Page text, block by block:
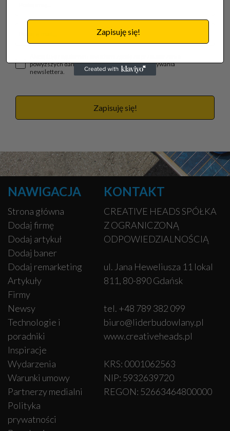
powyższych danych osobowych w celu otrzymywania
newslettera.
Zapisuję się!
NAWIGACJA
Strona główna
Dodaj firmę
Dodaj artykuł
Dodaj baner
Dodaj remarketing
Artykuły
Firmy
Newsy
Technologie i
poradniki
Inspiracje
Wydarzenia
Warunki umowy
Partnerzy medialni
Polityka
prywatności
KONTAKT
CREATIVE HEADS SPÓŁKA
Z OGRANICZONĄ
ODPOWIEDZIALNOŚCIĄ
ul. Jana Heweliusza 11 lokal
811, 80-890 Gdańsk
tel. +48 789 382 099
biuro@liderbudowlany.pl
www.creativeheads.pl
KRS: 0001062563
NIP: 5932639720
REGON: 52663464800000
Zapisuję się!